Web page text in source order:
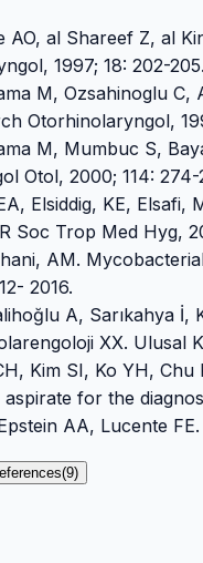
AO, al Shareef Z, al
1997; 18: 202-205.
M, Ozsahinoglu
Otorhinolaryngol,
M, Mumbuc S,
Otol, 2000; 114: 274-
Elsiddig, KE,
Soc Trop Med Hyg,
AM.
2016.
A, Sarıkahya İ,
XX. Ulusal
Kim SI, Ko YH,
aspirate for the
AA, Lucente